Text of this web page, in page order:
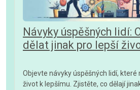
Návyky úspěšných lidí:
dělat jinak pro lepší
Objevte návyky úspěšných lidí,
život k lepšímu. Zjistěte, co dělají